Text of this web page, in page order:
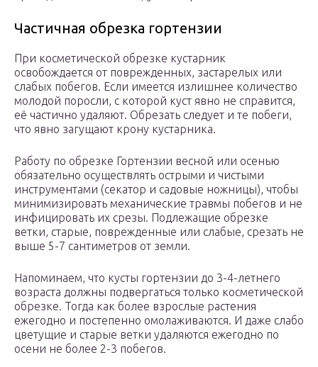
Частичная обрезка гортензии
При косметической обрезке кустарник
освобождается от поврежденных, застарелых или
слабых побегов. Если имеется излишнее количество
молодой поросли, с которой куст явно не справится,
её частично удаляют. Обрезать следует и те побеги,
что явно загущают крону кустарника.
Работу по обрезке Гортензии весной или осенью
обязательно осуществлять острыми и чистыми
инструментами (секатор и садовые ножницы), чтобы
минимизировать механические травмы побегов и не
инфицировать их срезы. Подлежащие обрезке
ветки, старые, поврежденные или слабые, срезать не
выше 5-7 сантиметров от земли.
Напоминаем, что кусты гортензии до 3-4-летнего
возраста должны подвергаться только косметической
обрезке. Тогда как более взрослые растения
ежегодно и постепенно омолаживаются. И даже слабо
цветущие и старые ветки удаляются ежегодно по
осени не более 2-3 побегов.